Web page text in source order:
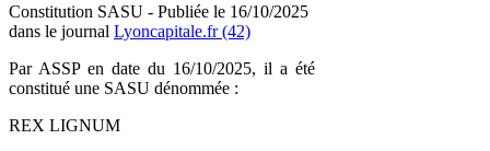
Constitution SASU - Publiée le 16/10/2025
dans le journal Lyoncapitale.fr (42)
Par ASSP en date du 16/10/2025, il a été
constitué une SASU dénommée :
REX LIGNUM